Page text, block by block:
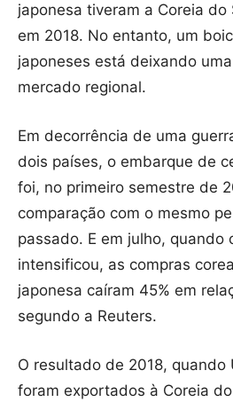
japonesa tiveram a Coreia
em 2018. No entanto, um
japoneses está deixando
mercado regional.
Em decorrência de uma
dois países, o embarque de
foi, no primeiro semestre de
comparação com o mesmo
passado. E em julho, quando
intensificou, as compras
japonesa caíram 45% em
segundo a Reuters.
O resultado de 2018, quando
foram exportados à Coreia